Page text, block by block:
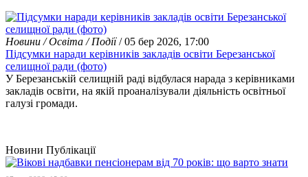
Новини / Освіта / Події/ 05 бер 2026, 17:00
Підсумки наради керівників закладів освіти Березанської
селищної ради (фото)
У Березанській селищній раді відбулася нарада з керівниками
закладів освіти, на якій проаналізували діяльність освітньої
галузі громади.
Новини Публікації